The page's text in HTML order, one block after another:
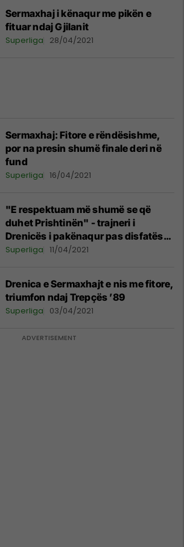
Sermaxhaj i kënaqur me pikën e
fituar ndaj Gjilanit
Superliga 28/04/2021
Sermaxhaj: Fitore e rëndësishme,
por na presin shumë finale deri në
fund
Superliga 16/04/2021
"E respektuam më shumë se që
duhet Prishtinën" - trajneri i
Drenicës i pakënaqur pas disfatës
që pësuan në shtëpi
Superliga 11/04/2021
Drenica e Sermaxhajt e nis me fitore,
triumfon ndaj Trepçës ’89
Superliga 03/04/2021